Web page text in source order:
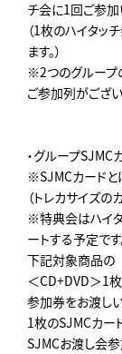
チ会に1回ご参加
（1枚のハイタッ
ます。）
※2つのグループ
ご参加列がござい
・グループSJMC
※SJMCカード
（トレカサイズの
※特典会はハイ
ートする予定です
下記対象商品の
＜CD+DVD＞1
参加券をお渡しい
1枚のSJMCカー
SJMCお渡し会